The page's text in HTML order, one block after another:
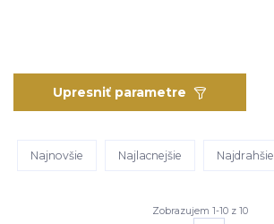
Upresniť parametre
Najnovšie Najlacnejšie Najdrahšie
Zobrazujem 1-10 z 10